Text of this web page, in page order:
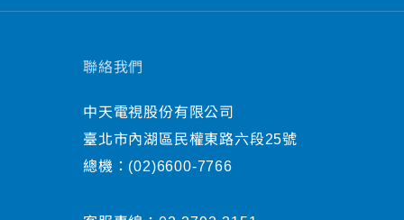
聯絡我們
中天電視股份有限公司
臺北市內湖區民權東路六段25號
總機： (02)6600-7766